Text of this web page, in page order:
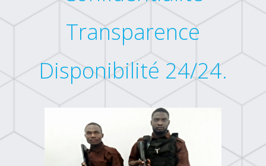
Transparence
Disponibilité 24/24.